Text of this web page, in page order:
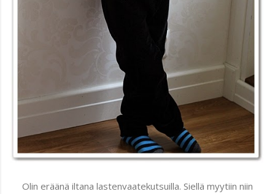
Olin eräänä iltana lastenvaatekutsuilla. Siellä myytiin niin